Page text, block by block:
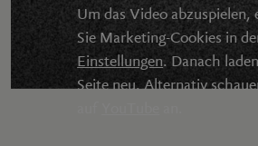
Um das Video abzuspielen,
Sie Marketing-Cookies in
Einstellungen. Danach
Seite neu. Alternativ